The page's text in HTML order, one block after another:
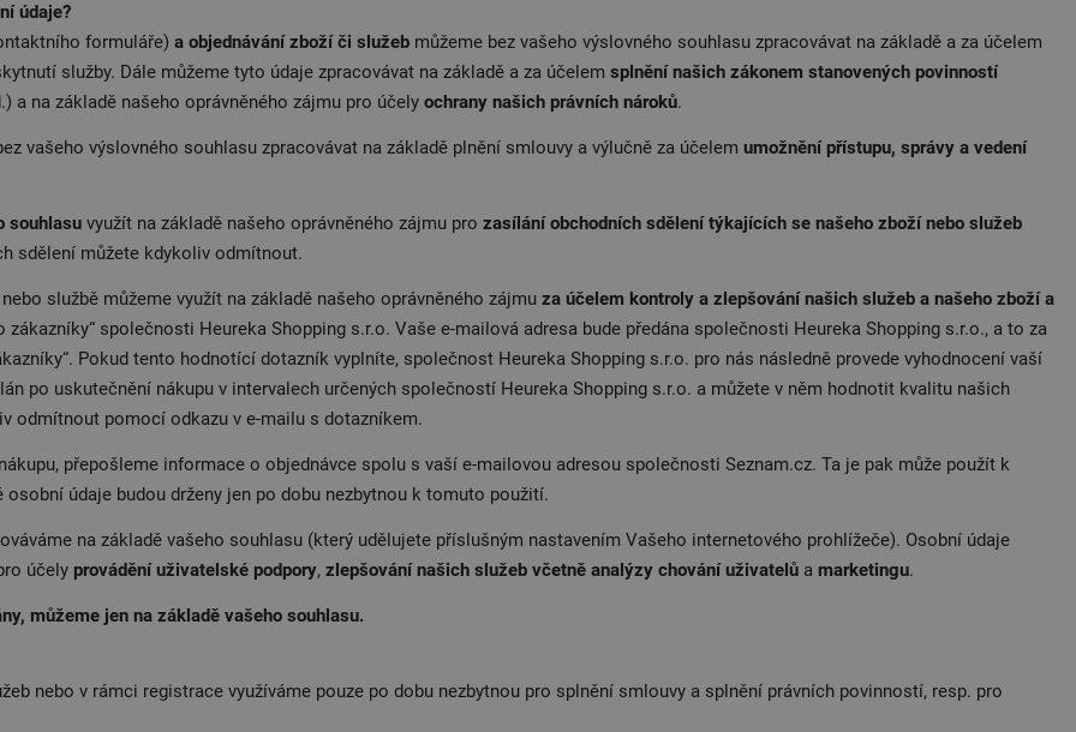
údaje?
formuláře) a objednávání zboží či služeb můžeme bez vašeho výslovného souhlasu zpracovávat na základě a za účelem
služby. Dále můžeme tyto údaje zpracovávat na základě a za účelem splnění našich zákonem stanovených povinností
a na základě našeho oprávněného zájmu pro účely ochrany našich právních nároků.
vašeho výslovného souhlasu zpracovávat na základě plnění smlouvy a výlučně za účelem umožnění přístupu, správy a vedení
souhlasu využít na základě našeho oprávněného zájmu pro zasílání obchodních sdělení týkajících se našeho zboží nebo služeb
sdělení můžete kdykoliv odmítnout.
službě můžeme využít na základě našeho oprávněného zájmu za účelem kontroly a zlepšování našich služeb a našeho zboží a
zákazníky“ společnosti Heureka Shopping s.r.o. Vaše e-mailová adresa bude předána společnosti Heureka Shopping s.r.o., a to za
Pokud tento hodnotící dotazník vyplníte, společnost Heureka Shopping s.r.o. pro nás následně provede vyhodnocení vaší
po uskutečnění nákupu v intervalech určených společností Heureka Shopping s.r.o. a můžete v něm hodnotit kvalitu našich
odmítnout pomocí odkazu v e-mailu s dotazníkem.
přepošleme informace o objednávce spolu s vaší e-mailovou adresou společnosti Seznam.cz. Ta je pak může použít k
údaje budou drženy jen po dobu nezbytnou k tomuto použití.
na základě vašeho souhlasu (který udělujete příslušným nastavením Vašeho internetového prohlížeče). Osobní údaje
účely provádění uživatelské podpory, zlepšování našich služeb včetně analýzy chování uživatelů a marketingu.
můžeme jen na základě vašeho souhlasu.
nebo v rámci registrace využíváme pouze po dobu nezbytnou pro splnění smlouvy a splnění právních povinností, resp. pro